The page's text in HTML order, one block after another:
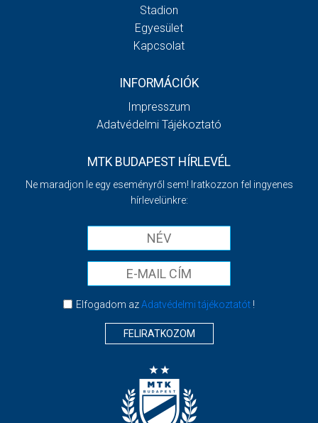
Stadion
Egyesület
Kapcsolat
INFORMÁCIÓK
Impresszum
Adatvédelmi Tájékoztató
MTK BUDAPEST HÍRLEVÉL
Ne maradjon le egy eseményről sem! Iratkozzon fel ingyenes
hírlevelünkre:
Elfogadom azAdatvédelmi tájékoztatót!
FELIRATKOZOM